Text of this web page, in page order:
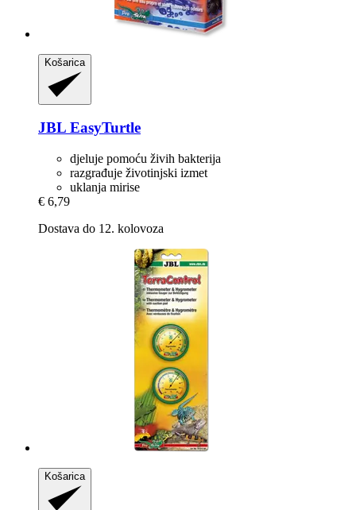
Košarica
JBL EasyTurtle
djeluje pomoću živih bakterija
razgrađuje životinjski izmet
uklanja mirise
€ 6,79
Dostava do 12. kolovoza
Košarica